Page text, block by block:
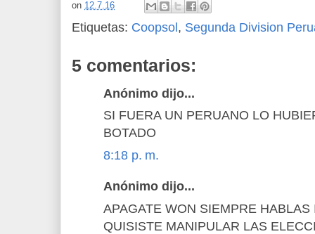
on 12.7.16
Etiquetas: Coopsol, Segunda Division
5 comentarios:
Anónimo dijo...
SI FUERA UN PERUANO LO
BOTADO
8:18 p. m.
Anónimo dijo...
APAGATE WON SIEMPRE
QUISISTE MANIPULAR LAS